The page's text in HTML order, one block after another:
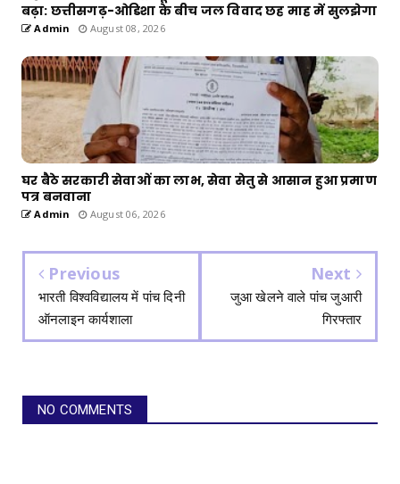
बढ़ा: छत्तीसगढ़-ओडिशा के बीच जल विवाद छह माह में सुलझेगा
Admin August 08, 2026
घर बैठे सरकारी सेवाओं का लाभ, सेवा सेतु से आसान हुआ प्रमाण
पत्र बनवाना
Admin August 06, 2026
Previous
भारती विश्वविद्यालय में पांच दिनी
ऑनलाइन कार्यशाला
Next
जुआ खेलने वाले पांच जुआरी
गिरफ्तार
NO COMMENTS